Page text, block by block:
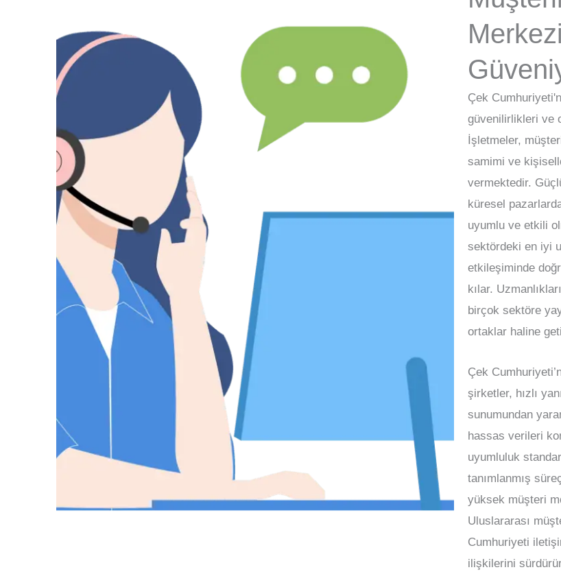
Çek
güvenilirlikleri ve
İşletmeler,
samimi ve
vermektedir.
küresel
uyumlu ve etkili
sektördeki en iyi
etkileşiminde
kılar.
birçok sektöre
ortaklar haline
Çek
şirketler, hızlı
sunumundan
hassas verileri
uyumluluk
tanımlanmış
yüksek müşteri
Uluslararası
Cumhuriyeti
ilişkilerini